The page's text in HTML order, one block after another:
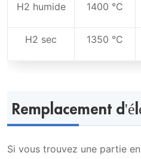
H2 humide 1400 ℃
H2 sec 1350 ℃
Remplacement
Si vous trouvez une partie